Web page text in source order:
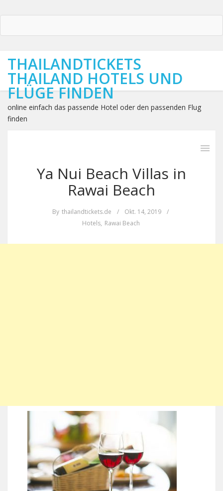
THAILANDTICKETS
THAILAND HOTELS UND
FLÜGE FINDEN
online einfach das passende Hotel oder den passenden Flug
finden
Ya Nui Beach Villas in
Rawai Beach
By thailandtickets.de / Okt. 14, 2019
/
Hotels, Rawai Beach